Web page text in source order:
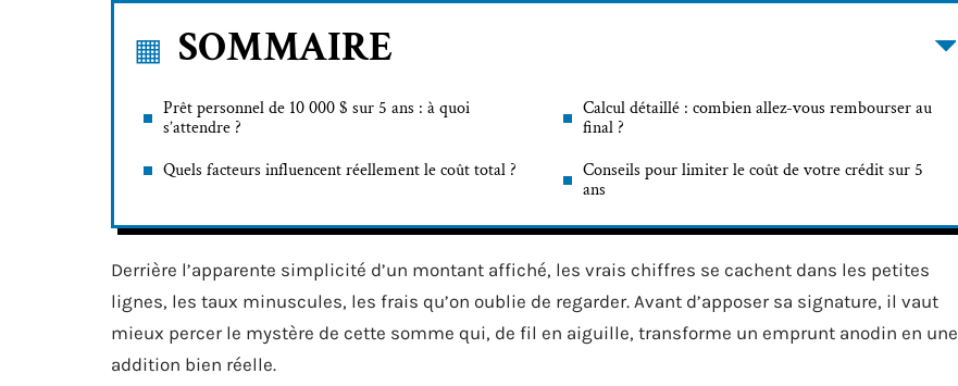
SOMMAIRE
Prêt personnel de 10 000 $ sur 5 ans : à quoi
s’attendre ?
Quels facteurs influencent réellement le coût total ?
Calcul détaillé : combien allez-vous rembourser au
final ?
Conseils pour limiter le coût de votre crédit sur 5
ans
Derrière l’apparente simplicité d’un montant affiché, les vrais chiffres se cachent dans les petites
lignes, les taux minuscules, les frais qu’on oublie de regarder. Avant d’apposer sa signature, il vaut
mieux percer le mystère de cette somme qui, de fil en aiguille, transforme un emprunt anodin en une
addition bien réelle.